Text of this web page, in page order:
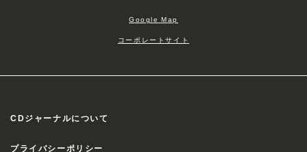
Google Map
コーポレートサイト
CDジャーナルについて
プライバシーポリシー